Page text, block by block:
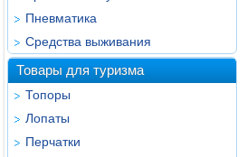
Пневматика
Средства выживания
Товары для туризма
Топоры
Лопаты
Перчатки